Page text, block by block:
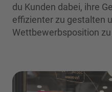
du Kunden dabei, ihre
effizienter zu gestalten
Wettbewerbsposition